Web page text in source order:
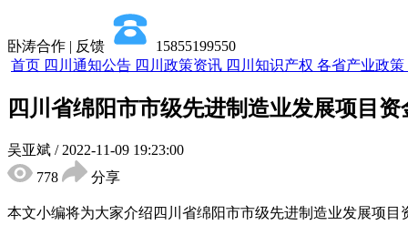
卧涛合作 | 反馈
15855199550
首页 四川通知公告 四川政策资讯 四川知识产权 各省产业政策
四川省绵阳市市级先进制造业发展项目
吴亚斌 / 2022-11-09 19:23:00
778
分享
本文小编将为大家介绍四川省绵阳市市级先进制造业发展项目